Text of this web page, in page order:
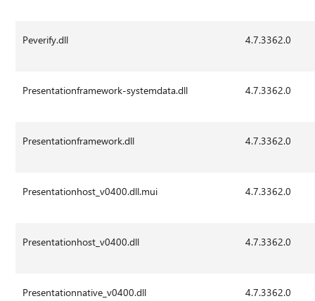
Peverify.dll 4.7.3362.0
Presentationframework-systemdata.dll 4.7.3362.0
Presentationframework.dll 4.7.3362.0
Presentationhost_v0400.dll.mui 4.7.3362.0
Presentationhost_v0400.dll 4.7.3362.0
Presentationnative_v0400.dll 4.7.3362.0